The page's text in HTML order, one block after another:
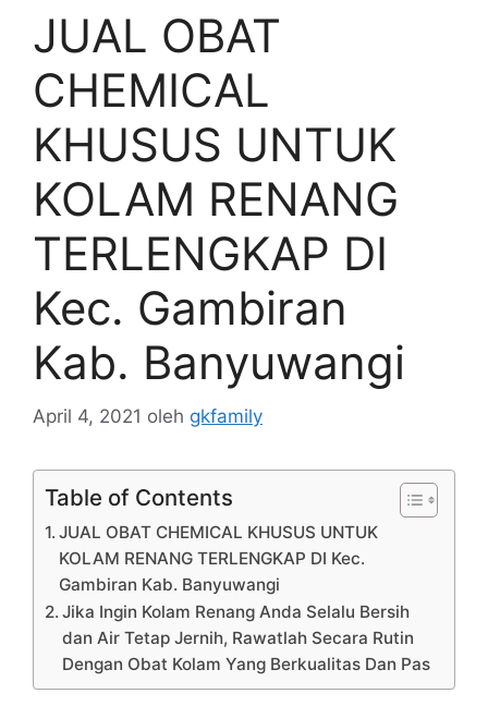
JUAL OBAT
CHEMICAL
KHUSUS UNTUK
KOLAM RENANG
TERLENGKAP DI
Kec. Gambiran
Kab. Banyuwangi
April 4, 2021 oleh gkfamily
Table of Contents
JUAL OBAT CHEMICAL KHUSUS UNTUK
KOLAM RENANG TERLENGKAP DI Kec.
Gambiran Kab. Banyuwangi
Jika Ingin Kolam Renang Anda Selalu Bersih
dan Air Tetap Jernih, Rawatlah Secara Rutin
Dengan Obat Kolam Yang Berkualitas Dan Pas